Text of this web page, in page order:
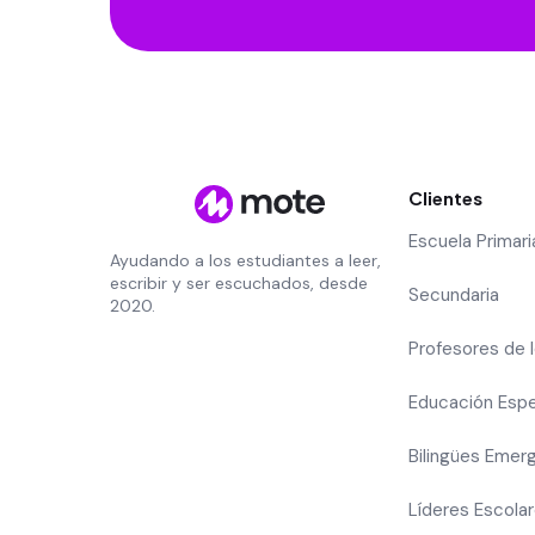
Ayudando a los estudiantes a leer,
escribir y ser escuchados, desde
2020.
Clientes
Escuela
Secundaria
Profesores de
Educación
Bilingües
Líderes